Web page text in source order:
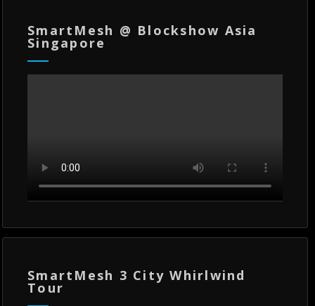
SmartMesh @ Blockshow Asia
Singapore
SmartMesh 3 City Whirlwind
Tour